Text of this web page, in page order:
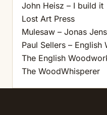
John Heisz – I build it
Lost Art Press
Mulesaw – Jonas
Paul Sellers – English
The English
The WoodWhisperer